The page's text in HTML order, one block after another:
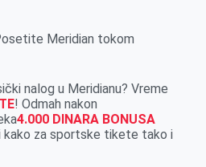
Meridian tokom
nalog u Meridianu? Vreme
! Odmah nakon
4.000 DINARA BONUSA
za sportske tikete tako i